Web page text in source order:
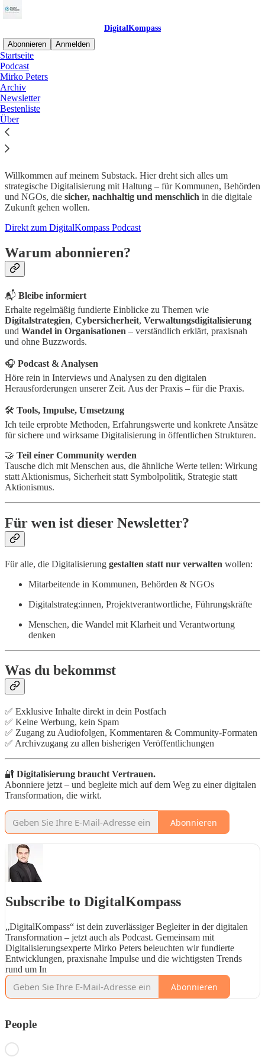
DigitalKompass
Abonnieren
Anmelden
Startseite
Podcast
Mirko Peters
Archiv
Newsletter
Bestenliste
Über
Digitale Transformation
braucht Klarheit, Sicherheit
und Mut.
Willkommen auf meinem Substack. Hier dreht sich alles um
strategische Digitalisierung mit Haltung – für Kommunen, Behörden
und NGOs, die sicher, nachhaltig und menschlich in die digitale
Zukunft gehen wollen.
Direkt zum DigitalKompass Podcast
Warum abonnieren?
📬 Bleibe informiert
Erhalte regelmäßig fundierte Einblicke zu Themen wie
Digitalstrategien, Cybersicherheit, Verwaltungsdigitalisierung
und Wandel in Organisationen – verständlich erklärt, praxisnah
und ohne Buzzwords.
🎧 Podcast & Analysen
Höre rein in Interviews und Analysen zu den digitalen
Herausforderungen unserer Zeit. Aus der Praxis – für die Praxis.
🛠️ Tools, Impulse, Umsetzung
Ich teile erprobte Methoden, Erfahrungswerte und konkrete Ansätze
für sichere und wirksame Digitalisierung in öffentlichen Strukturen.
🤝 Teil einer Community werden
Tausche dich mit Menschen aus, die ähnliche Werte teilen: Wirkung
statt Aktionismus, Sicherheit statt Symbolpolitik, Strategie statt
Aktionismus.
Für wen ist dieser Newsletter?
Für alle, die Digitalisierung gestalten statt nur verwalten wollen:
Mitarbeitende in Kommunen, Behörden & NGOs
Digitalstrateg:innen, Projektverantwortliche, Führungskräfte
Menschen, die Wandel mit Klarheit und Verantwortung
denken
Was du bekommst
✅ Exklusive Inhalte direkt in dein Postfach
✅ Keine Werbung, kein Spam
✅ Zugang zu Audiofolgen, Kommentaren & Community-Formaten
✅ Archivzugang zu allen bisherigen Veröffentlichungen
🔐 Digitalisierung braucht Vertrauen.
Abonniere jetzt – und begleite mich auf dem Weg zu einer digitalen
Transformation, die wirkt.
Abonnieren
Subscribe to DigitalKompass
„DigitalKompass“ ist dein zuverlässiger Begleiter in der digitalen
Transformation – jetzt auch als Podcast. Gemeinsam mit
Digitalisierungsexperte Mirko Peters beleuchten wir fundierte
Entwicklungen, praxisnahe Impulse und die wichtigsten Trends
rund um In
Abonnieren
People